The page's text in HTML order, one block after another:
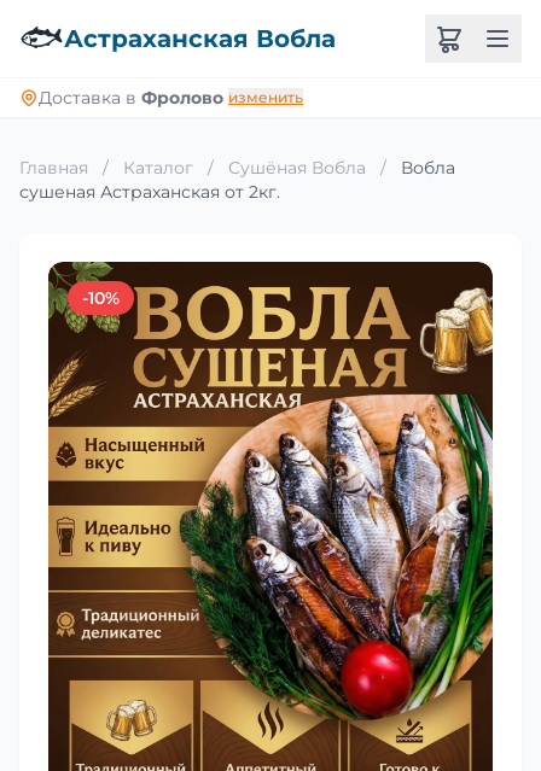
🐟Астраханская Вобла
Доставка в Фролово изменить
Главная / Каталог / Сушёная Вобла /
Вобла
сушеная Астраханская от 2кг.
-10%